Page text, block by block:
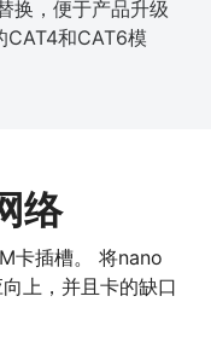
换，便于产品升级
CAT4和CAT6模
络
卡插槽。 将nano
上，并且卡的缺口